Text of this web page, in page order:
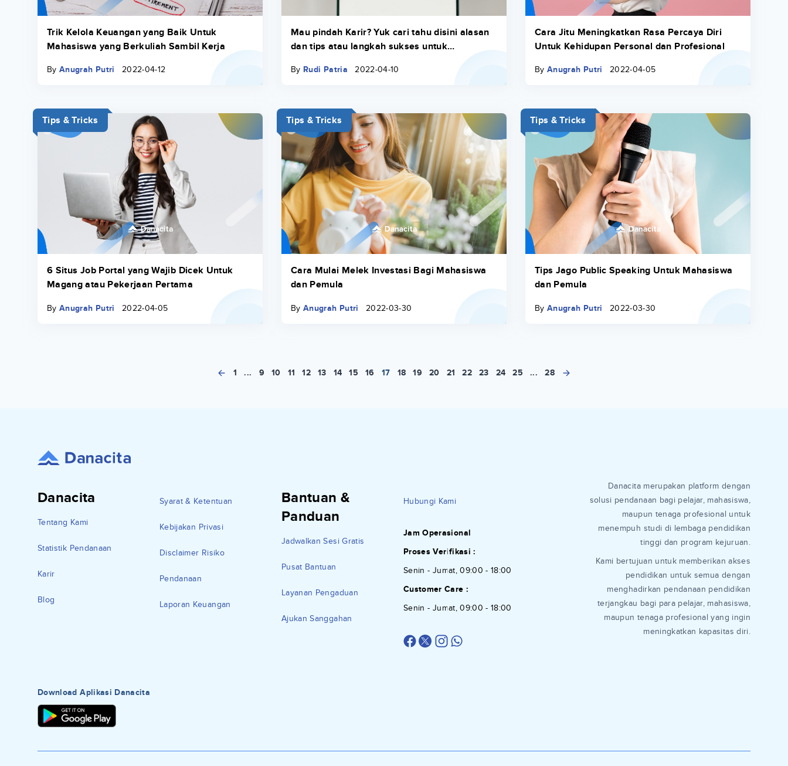
Trik Kelola Keuangan yang Baik Untuk
Mahasiswa yang Berkuliah Sambil Kerja
By Anugrah Putri 2022-04-12
Mau pindah Karir? Yuk cari tahu disini alasan
dan tips atau langkah sukses untuk
By Rudi Patria 2022-04-10
Cara Jitu Meningkatkan Rasa Percaya Diri
Untuk Kehidupan Personal dan Profesional
By Anugrah Putri 2022-04-05
Tips & Tricks
6 Situs Job Portal yang Wajib Dicek Untuk
Magang atau Pekerjaan Pertama
By Anugrah Putri 2022-04-05
Tips & Tricks
Cara Mulai Melek Investasi Bagi Mahasiswa
dan Pemula
By Anugrah Putri 2022-03-30
Tips & Tricks
Tips Jago Public Speaking Untuk Mahasiswa
dan Pemula
By Anugrah Putri 2022-03-30
1 ... 9 10 11 12 13 14 15 16 17 18 19 20 21 22 23 24 25 ... 28
Danacita
Tentang Kami
Statistik Pendanaan
Karir
Blog
Syarat & Ketentuan
Kebijakan Privasi
Disclaimer Risiko
Pendanaan
Laporan Keuangan
Bantuan &
Panduan
Jadwalkan Sesi Gratis
Pusat Bantuan
Layanan Pengaduan
Ajukan Sanggahan
Hubungi Kami
Jam Operasional
Proses Verifikasi :
Senin - Jumat, 09:00 - 18:00
Customer Care :
Senin - Jumat, 09:00 - 18:00
Danacita merupakan platform dengan
solusi pendanaan bagi pelajar, mahasiswa,
maupun tenaga profesional untuk
menempuh studi di lembaga pendidikan
tinggi dan program kejuruan.
Kami bertujuan untuk memberikan akses
pendidikan untuk semua dengan
menghadirkan pendanaan pendidikan
terjangkau bagi para pelajar, mahasiswa,
maupun tenaga profesional yang ingin
meningkatkan kapasitas diri.
Download Aplikasi Danacita